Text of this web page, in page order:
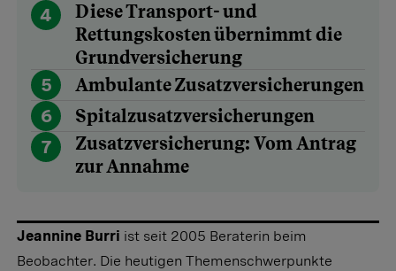
4
Diese Transport- und
Rettungskosten übernimmt die
Grundversicherung
5
Ambulante Zusatzversicherungen
6
Spitalzusatzversicherungen
7
Zusatzversicherung: Vom Antrag
zur Annahme
Jeannine Burri ist seit 2005 Beraterin beim
Beobachter. Die heutigen Themenschwerpunkte